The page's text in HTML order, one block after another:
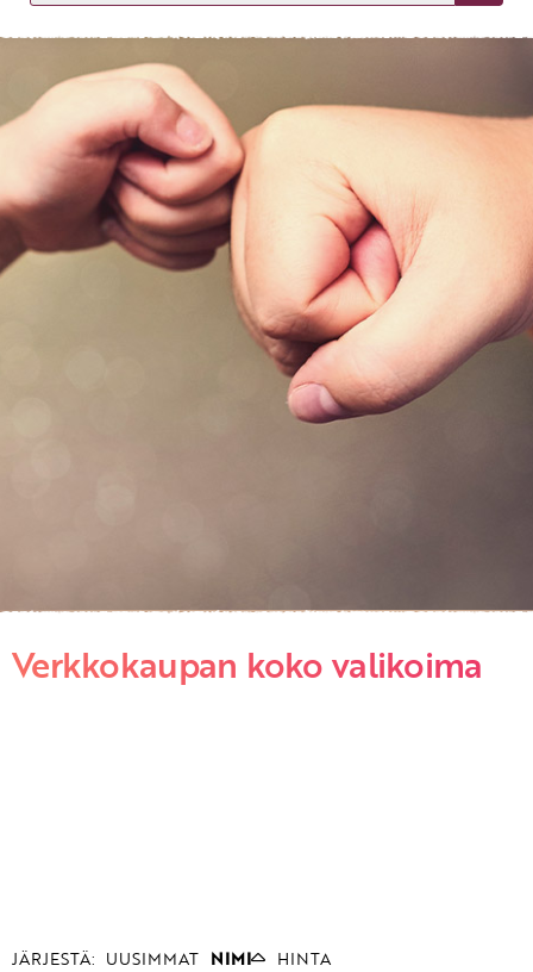
Etkö ole vielä asiakkaamme?
Luo asiakastili tästä!
Verkkokaupan koko valikoima
JÄRJESTÄ: UUSIMMAT NIMI HINTA